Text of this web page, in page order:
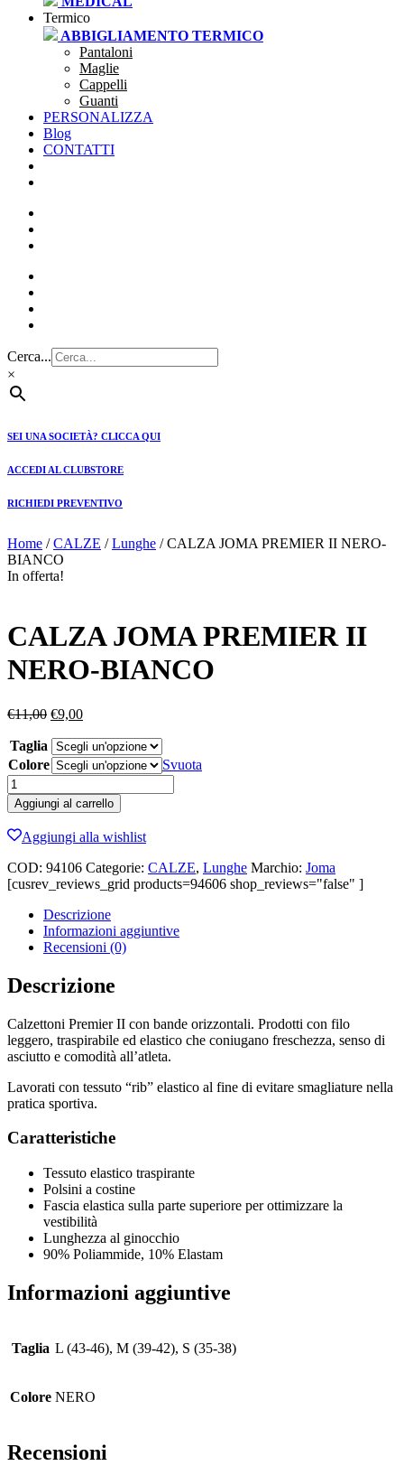
Termico
ABBIGLIAMENTO TERMICO
Pantaloni
Maglie
Cappelli
Guanti
PERSONALIZZA
Blog
CONTATTI
Cerca...
×
SEI UNA SOCIETÀ? CLICCA QUI
ACCEDI AL CLUBSTORE
RICHIEDI PREVENTIVO
Home /CALZE /Lunghe / CALZA JOMA PREMIER II NERO-
BIANCO
In offerta!
CALZA JOMA PREMIER II
NERO-BIANCO
€11,00 Il
originale
era:
€11,00.
€9,00Il
attuale
è:
€9,00.
Taglia
Colore
Svuota
CALZA
JOMA
PREMIER
II
NERO-
BIANCO
quantità
Aggiungi al carrello
Aggiungi alla wishlist
COD: 94106 Categorie: CALZE, Lunghe Marchio: Joma
[cusrev_reviews_grid products=94606 shop_reviews="false" ]
Descrizione
Informazioni aggiuntive
Recensioni (0)
Descrizione
Calzettoni Premier II con bande orizzontali. Prodotti con filo
leggero, traspirabile ed elastico che coniugano freschezza, senso di
asciutto e comodità all’atleta.
Lavorati con tessuto “rib” elastico al fine di evitare smagliature nella
pratica sportiva.
Caratteristiche
Tessuto elastico traspirante
Polsini a costine
Fascia elastica sulla parte superiore per ottimizzare la
vestibilità
Lunghezza al ginocchio
90% Poliammide, 10% Elastam
Informazioni aggiuntive
Taglia L (43-46), M (39-42), S (35-38)
Colore NERO
Recensioni